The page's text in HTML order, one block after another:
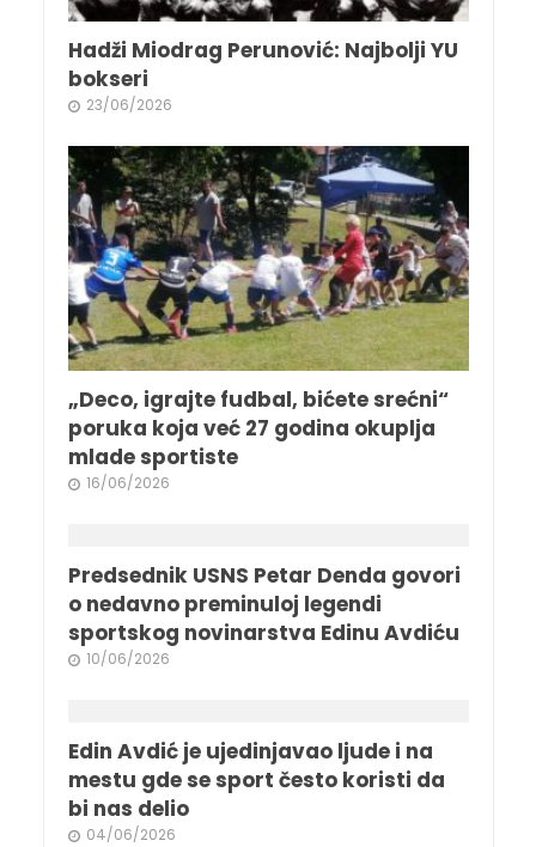
Hadži Miodrag Perunović: Najbolji YU
bokseri
23/06/2026
„Deco, igrajte fudbal, bićete srećni“
poruka koja već 27 godina okuplja
mlade sportiste
16/06/2026
Predsednik USNS Petar Denda govori
o nedavno preminuloj legendi
sportskog novinarstva Edinu Avdiću
10/06/2026
Edin Avdić je ujedinjavao ljude i na
mestu gde se sport često koristi da
bi nas delio
04/06/2026